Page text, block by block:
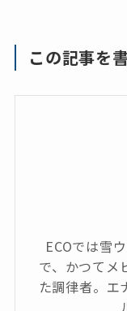
この記事を
ECOでは雪
で、かつてメ
た調律者。エ